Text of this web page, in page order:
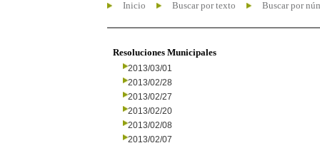
Inicio Buscar por texto Buscar por
Resoluciones Municipales
2013/03/01
2013/02/28
2013/02/27
2013/02/20
2013/02/08
2013/02/07